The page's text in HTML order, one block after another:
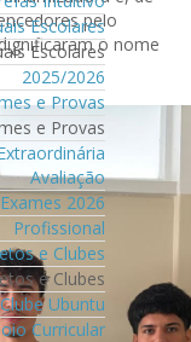
Escolares
Escolares
2025/2026
e Provas
e Provas
Avaliação
Exames 2026
Profissional
e Clubes
e Clubes
Clube Ubuntu
Curricular
pelo
o nome